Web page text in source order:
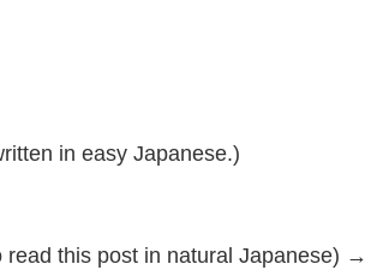
in easy Japanese.)
read this post in natural Japanese) →